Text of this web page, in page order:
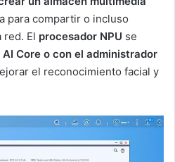
para compartir o incluso
red. El procesador NPU se
AI Core o con el administrador
el reconocimiento facial y